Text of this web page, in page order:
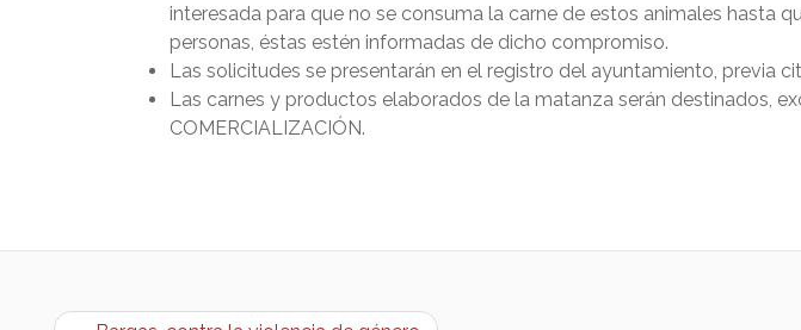
interesada para que no se consuma la carne de estos animales hasta
personas, éstas estén informadas de dicho compromiso.
Las solicitudes se presentarán en el registro del ayuntamiento, previa
Las carnes y productos elaborados de la matanza serán destinados,
COMERCIALIZACIÓN.